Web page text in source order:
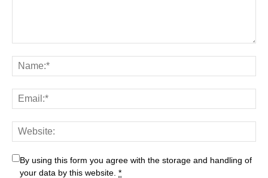
By using this form you agree with the storage and handling of
your data by this website. *